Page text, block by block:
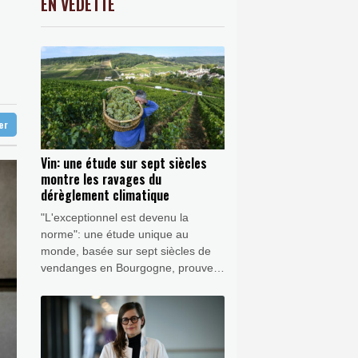
sargasses
à la carte électorale redessinée
-0.41%
1.64% 4392.86 €
Vin: une étude sur sept siècles
montre les ravages du
dérèglement climatique
"L'exceptionnel est devenu la
norme": une étude unique au
monde, basée sur sept siècles de
vendanges en Bourgogne, prouve
entraîné une "explosion" des
années "extrêmes", de plus en plus
précoces, explique un historien du
climat à l'AFP.